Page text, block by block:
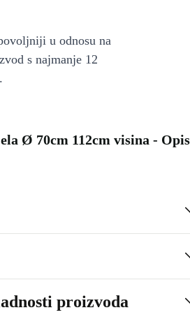
u odnosu na
s najmanje 12
Ø 70cm 112cm visina - Opis
proizvoda